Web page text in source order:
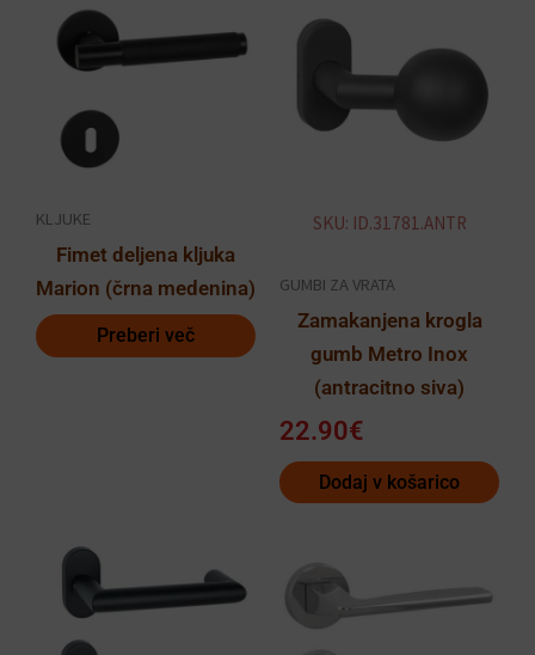
KLJUKE
Fimet deljena kljuka
Marion (črna medenina)
Preberi več
SKU: ID.31781.ANTR
GUMBI ZA VRATA
Zamakanjena krogla
gumb Metro Inox
(antracitno siva)
22.90€
Dodaj v košarico
ima
od
izdelek
ima